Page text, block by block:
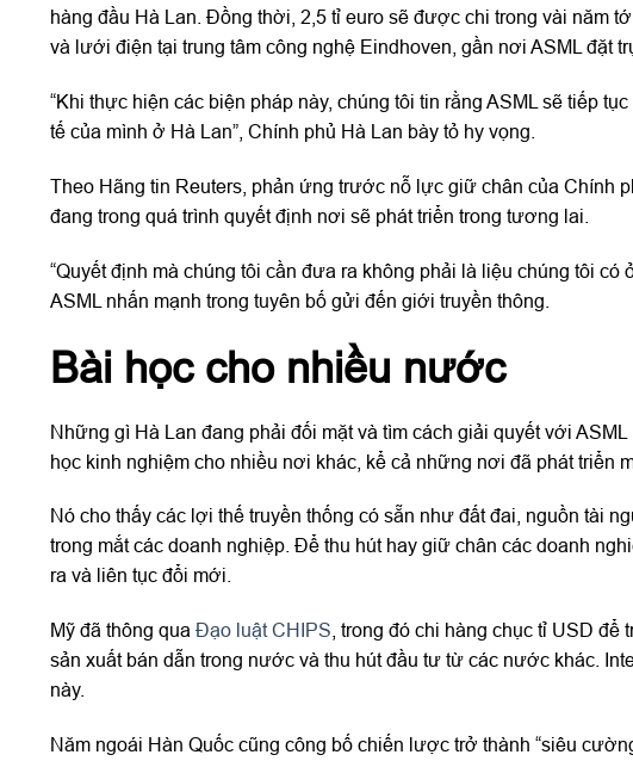
hàng đầu Hà Lan. Đồng thời, 2,5 tỉ euro sẽ được chi trong vài năm
và lưới điện tại trung tâm công nghệ Eindhoven, gần nơi ASML đặt
“Khi thực hiện các biện pháp này, chúng tôi tin rằng ASML sẽ tiếp
tế của mình ở Hà Lan”, Chính phủ Hà Lan bày tỏ hy vọng.
Theo Hãng tin Reuters, phản ứng trước nỗ lực giữ chân của Chính
đang trong quá trình quyết định nơi sẽ phát triển trong tương lai.
“Quyết định mà chúng tôi cần đưa ra không phải là liệu chúng tôi
ASML nhấn mạnh trong tuyên bố gửi đến giới truyền thông.
Bài học cho nhiều nước
Những gì Hà Lan đang phải đối mặt và tìm cách giải quyết với
học kinh nghiệm cho nhiều nơi khác, kể cả những nơi đã phát triển
Nó cho thấy các lợi thế truyền thống có sẵn như đất đai, nguồn tài
trong mắt các doanh nghiệp. Để thu hút hay giữ chân các doanh
ra và liên tục đổi mới.
Mỹ đã thông qua Đạo luật CHIPS , trong đó chi hàng chục tỉ USD
sản xuất bán dẫn trong nước và thu hút đầu tư từ các nước khác.
này.
Năm ngoái Hàn Quốc cũng công bố chiến lược trở thành “siêu